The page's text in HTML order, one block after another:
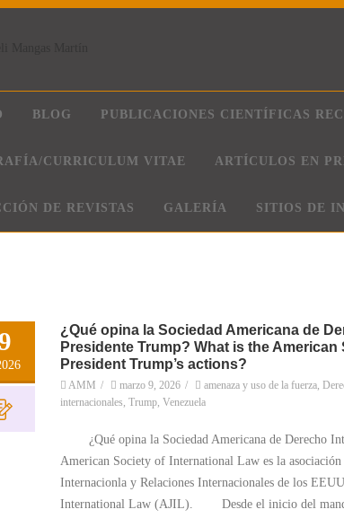
BLOG PUBLICACIONES CIENTÍFICAS
CURRICULUM VITAE ARTÍCULOS EN
DE REVISTAS GALERÍA SITIOS DE
¿Qué opina la Sociedad Americana de
Presidente Trump? What is the
President Trump’s actions?
AMM / marzo 9, 2026 / amenaza y uso de la fuerza
internacionales Trump Venezuela
¿Qué opina la Sociedad Americana de Derecho
American Society of International Law es la
Internacionla y Relaciones Internacionales de los
International Law (AJIL). Desde el inicio del